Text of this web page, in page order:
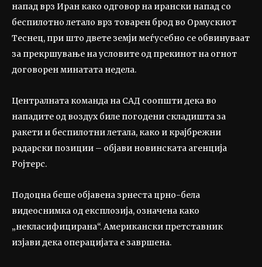
напад врз Иран како одговор на ирански напад со
беспилотно летало врз товарен брод во Ормускиот
Теснец, при што двете земји меѓусебно се обвинуваат
за прекршување на условите од прекинот на огнот
договорен минатата недела.
Централната команда на САД соопшти дека во
нападите од воздух биле погодени складишта за
ракети и беспилотни летала, како и крајбрежни
радарски позиции – објави новинската агенција
Ројтерс.
Подоцна беше објавена зрнеста црно-бела
видеоснимка од експлозија, означена како
„некласифицирана“. Американски претставник
изјави дека операцијата е завршена.